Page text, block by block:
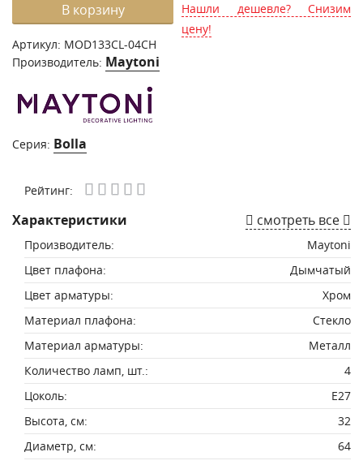
В корзину
Артикул: MOD133CL-04CH
Производитель: Maytoni
Серия: Bolla
Нашли дешевле? Снизим
цену!
Рейтинг:
Характеристики смотреть все
Производитель:
Maytoni
Цвет плафона:
Дымчатый
Цвет арматуры:
Хром
Материал плафона:
Стекло
Материал арматуры:
Металл
Количество ламп, шт.:
4
Цоколь:
E27
Высота, см:
32
Диаметр, см:
64